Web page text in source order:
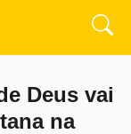
Deus vai
na